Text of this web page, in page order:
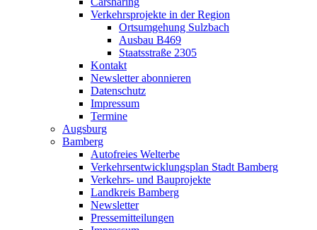
Verkehrsprojekte in der Region
Ortsumgehung Sulzbach
Ausbau B469
Staatsstraße 2305
Kontakt
Newsletter abonnieren
Datenschutz
Impressum
Termine
Augsburg
Bamberg
Autofreies Welterbe
Verkehrsentwicklungsplan Stadt Bamberg
Verkehrs- und Bauprojekte
Landkreis Bamberg
Newsletter
Pressemitteilungen